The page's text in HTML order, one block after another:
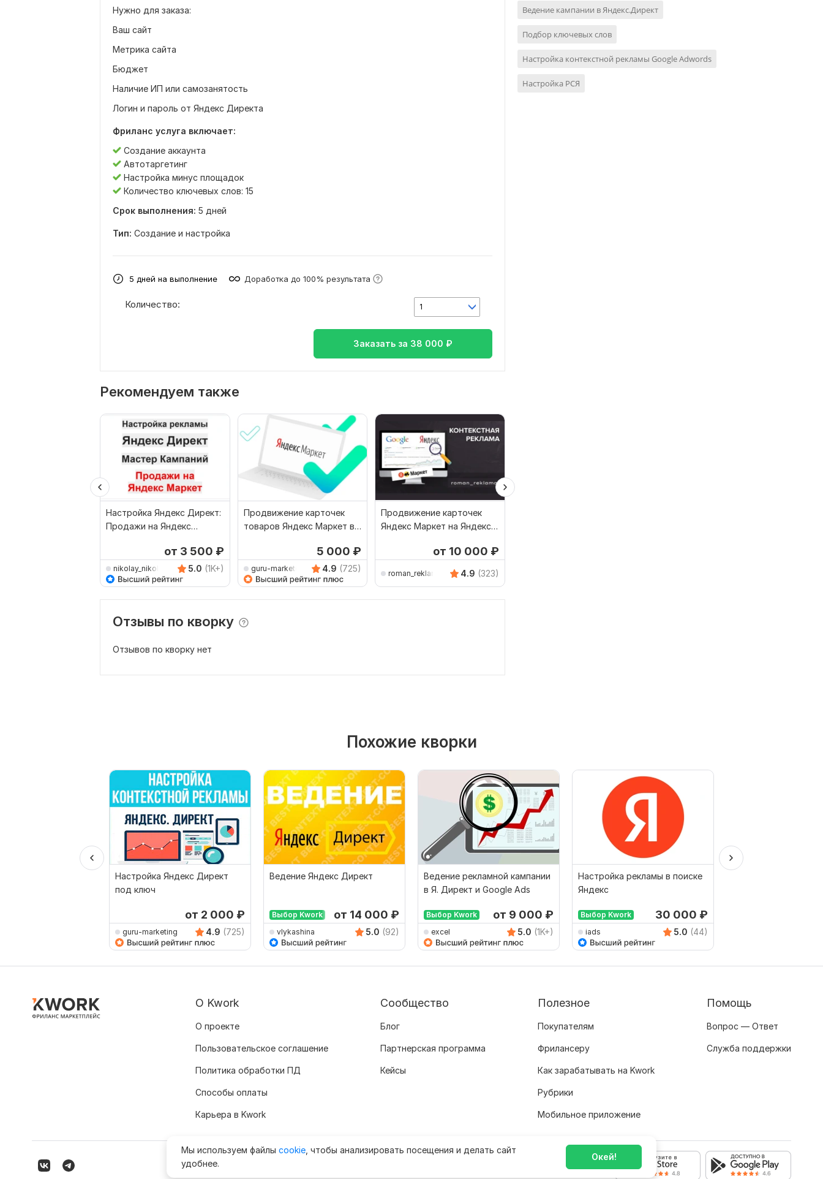
Нужно для заказа:
Ваш сайт
Метрика сайта
Бюджет
Наличие ИП или самозанятость
Логин и пароль от Яндекс Директа
Фриланс услуга включает:
Создание аккаунта
Автотаргетинг
Настройка минус площадок
Количество ключевых слов: 15
Срок выполнения: 5 дней
Тип: Создание и настройка
5 дней на выполнение Доработка до 100% результата
1
Количество:
Заказать за 38 000 ₽
Рекомендуем также
Настройка Яндекс Директ:
Продажи на Яндекс
от 3 500 ₽
nikolay_nikolaevich 5.0 (1K+)
Продвижение карточек
товаров Яндекс Маркет в
5 000 ₽
guru-marketing 4.9 (725)
Продвижение карточек
Яндекс Маркет на Яндекс
от 10 000 ₽
roman_reklama 4.9 (323)
Отзывы по кворку
Отзывов по кворку нет
Ведение кампании в Яндекс.Директ
Подбор ключевых слов
Настройка контекстной рекламы Google Adwords
Настройка РСЯ
Похожие кворки
Настройка Яндекс Директ
под ключ
от 2 000 ₽
guru-marketing 4.9 (725)
Ведение Яндекс Директ
Выбор Kwork от 14 000 ₽
vlykashina 5.0 (92)
Ведение рекламной кампании
в Я. Директ и Google Ads
Выбор Kwork от 9 000 ₽
excel 5.0 (1K+)
Настройка рекламы в поиске
Яндекс
Выбор Kwork 30 000 ₽
iads 5.0 (44)
Мы используем файлы cookie , чтобы анализировать посещения и делать сайт
удобнее.
Окей!
О Kwork
О проекте
Пользовательское соглашение
Политика обработки ПД
Способы оплаты
Карьера в Kwork
Сообщество
Блог
Партнерская программа
Кейсы
Полезное
Покупателям
Фрилансеру
Как зарабатывать на Kwork
Рубрики
Мобильное приложение
Помощь
Вопрос — Ответ
Служба поддержки